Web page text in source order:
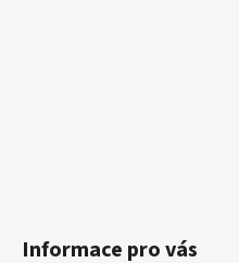
Informace pro vás